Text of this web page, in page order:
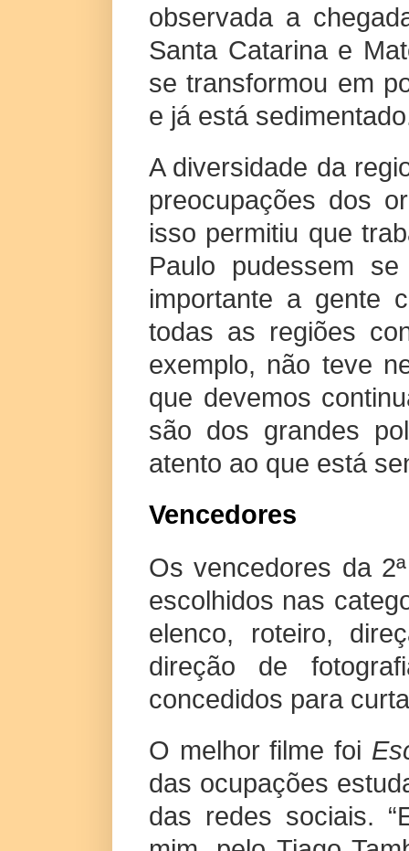
observada a
Santa Catarina e
se transformou em
e já está
A diversidade da
preocupações dos
isso permitiu que
Paulo pudessem
importante a gente
todas as regiões
exemplo, não teve
que devemos
são dos grandes
atento ao que está
Vencedores
Os vencedores da
escolhidos nas
elenco, roteiro,
direção de
concedidos para
O melhor filme foi
das ocupações
das redes sociais.